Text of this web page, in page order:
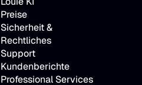
Preise
Sicherheit &
Rechtliches
Support
Kundenberichte
Professional Services